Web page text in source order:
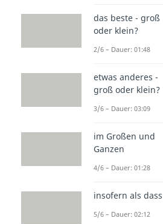
das beste - groß
oder klein?
2/6 – Dauer: 01:48
etwas anderes -
groß oder klein?
3/6 – Dauer: 03:09
im Großen und
Ganzen
4/6 – Dauer: 01:28
insofern als dass
5/6 – Dauer: 02:12